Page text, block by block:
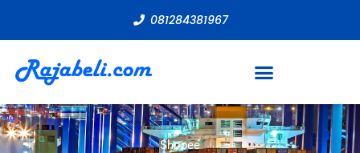
081284381967
Shopee